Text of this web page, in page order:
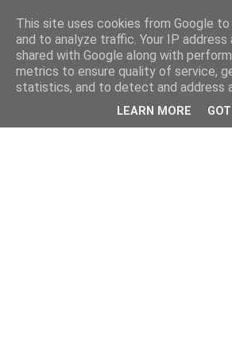
This site uses cookies from Google
and to analyze traffic. Your IP address
shared with Google along with
metrics to ensure quality of service,
statistics, and to detect and address
LEARN MORE